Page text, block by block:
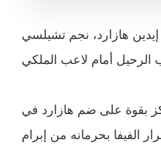
إيدين هازارد، نجم تشيلسي
بقوة على ضم هازارد في
بحرمانه من إبرام